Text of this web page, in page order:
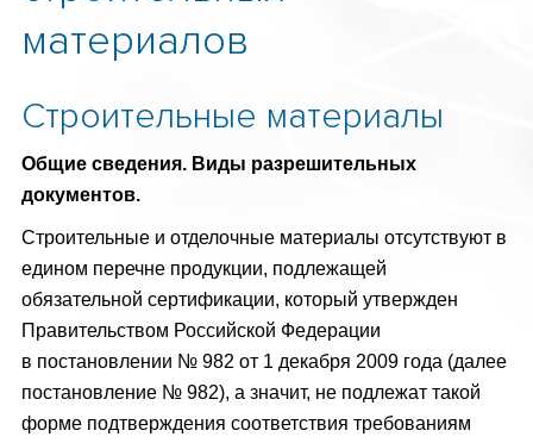
материалов
Строительные материалы
Общие сведения. Виды разрешительных
документов.
Строительные и отделочные материалы отсутствуют в
едином перечне продукции, подлежащей
обязательной сертификации, который утвержден
Правительством Российской Федерации
в постановлении № 982 от 1 декабря 2009 года (далее
постановление № 982), а значит, не подлежат такой
форме подтверждения соответствия требованиям